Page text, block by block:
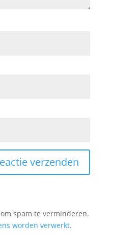
spam te verminderen.
worden verwerkt.